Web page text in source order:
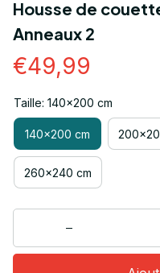
Housse de
Anneaux 2
€49,99
Taille: 140x200 cm
140x200 cm
260x240 cm